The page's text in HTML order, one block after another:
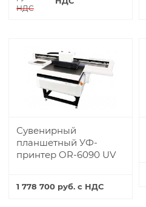
НДС
Сувенирный
планшетный УФ-
принтер OR-6090 UV
1 778 700 руб. с НДС